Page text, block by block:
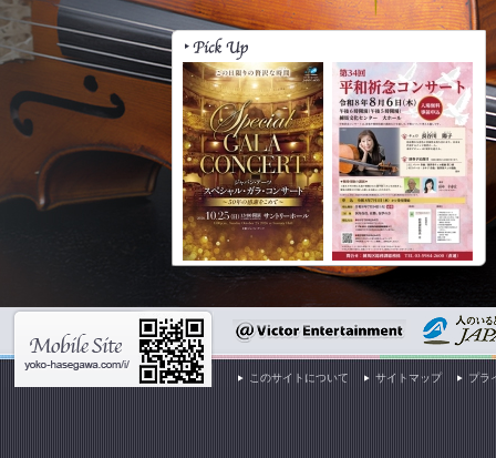
このサイトについて サイトマップ プラ